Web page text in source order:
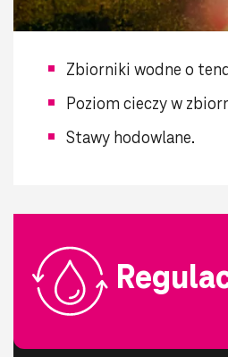
Zbiorniki wodne o
Poziom cieczy w
Stawy hodowlane.